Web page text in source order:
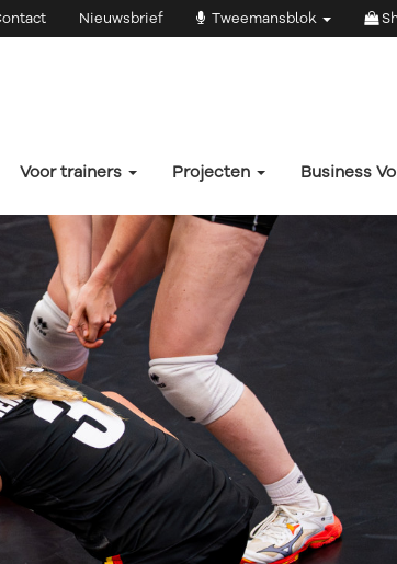
Nieuwsbrief Tweemansblok
Voor trainers Projecten Business